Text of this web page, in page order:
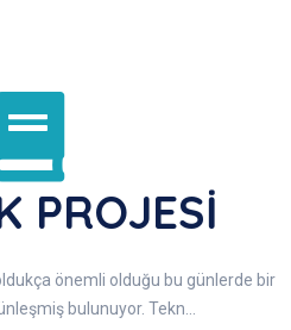
PROJESİ
önemli olduğu bu günlerde bir
bulunuyor. Tekn...